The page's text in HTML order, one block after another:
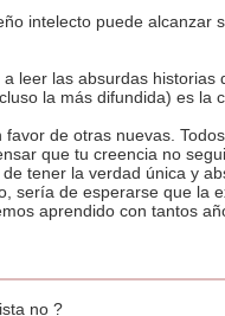
intelecto puede alcanzar
leer las absurdas historias
la más difundida) es la
de otras nuevas.
que tu creencia no
tener la verdad única y
sería de esperarse que la
aprendido con tantos
no ?